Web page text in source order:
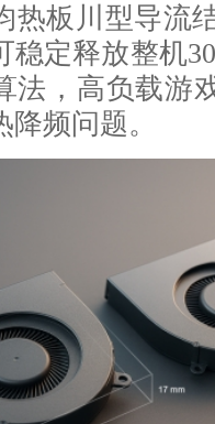
热板川型导流
稳定释放整机
法，高负载游
频问题。